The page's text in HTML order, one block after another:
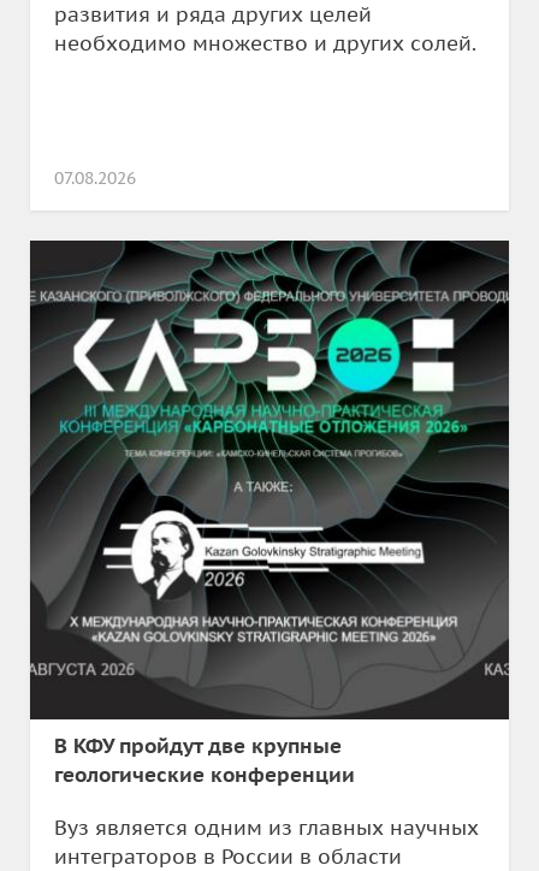
развития и ряда других целей
необходимо множество и других солей.
07.08.2026
В КФУ пройдут две крупные
геологические конференции
Вуз является одним из главных научных
интеграторов в России в области